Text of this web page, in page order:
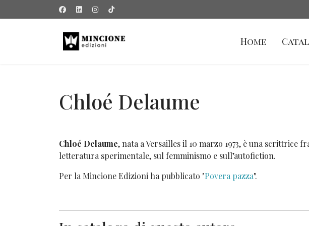
Home
Chloé Delaume
Chloé Delaume, nata a Versailles il 10 marzo 1973, è una
letteratura sperimentale, sul femminismo e sull’autofiction.
Per la Mincione Edizioni ha pubblicato "Povera pazza".